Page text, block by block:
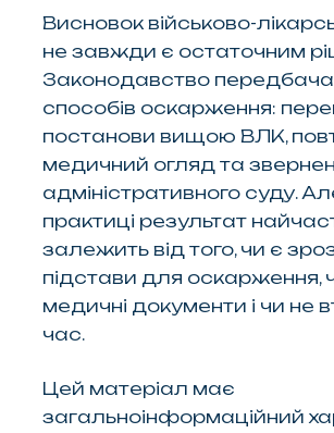
Висновок військово-
не завжди є остаточним
Законодавство
способів оскарження:
постанови вищою ВЛК,
медичний огляд та
адміністративного суду.
практиці результат
залежить від того, чи є
підстави для оскарження,
медичні документи і чи не
час.
Цей матеріал має
загальноінформаційний